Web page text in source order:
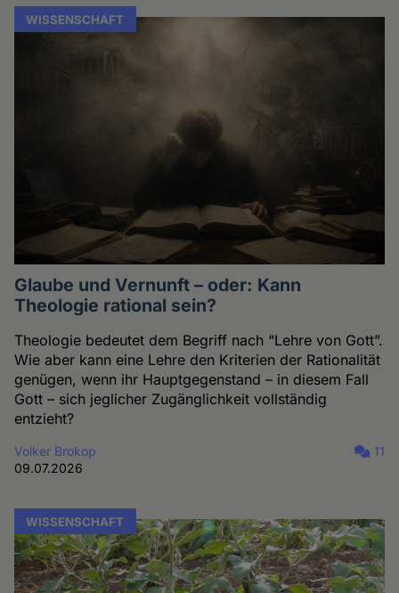
WISSENSCHAFT
Glaube und Vernunft – oder: Kann
Theologie rational sein?
Theologie bedeutet dem Begriff nach “Lehre von Gott”.
Wie aber kann eine Lehre den Kriterien der Rationalität
genügen, wenn ihr Hauptgegenstand – in diesem Fall
Gott – sich jeglicher Zugänglichkeit vollständig
entzieht?
Volker Brokop
09.07.2026
11
WISSENSCHAFT